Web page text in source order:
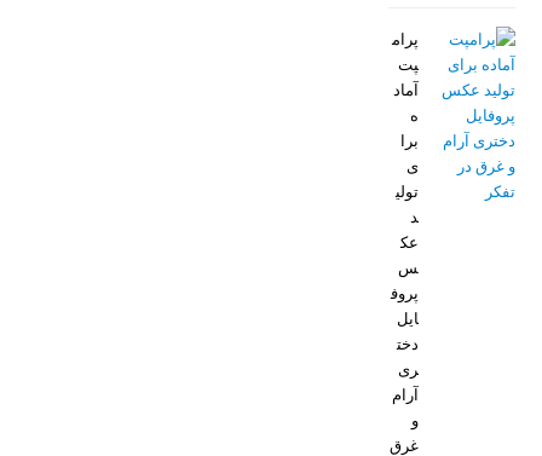
پرام
پت
آماد
ه
برا
ی
تولی
د
عک
س
پروف
ایل
دخت
ری
آرام
و
غرق